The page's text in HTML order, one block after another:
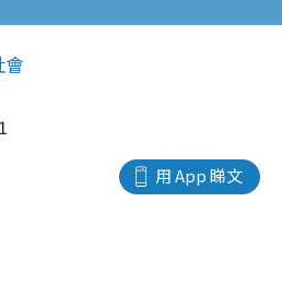
會
用 App 睇文